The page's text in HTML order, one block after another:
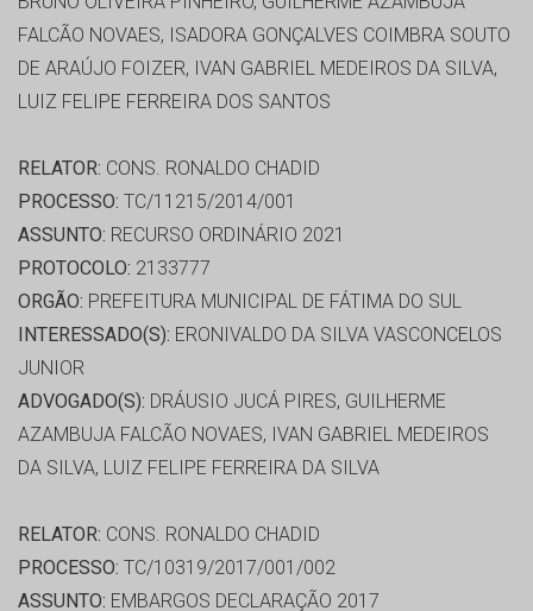
FALCÃO NOVAES, ISADORA GONÇALVES COIMBRA SOUTO
DE ARAÚJO FOIZER, IVAN GABRIEL MEDEIROS DA SILVA,
LUIZ FELIPE FERREIRA DOS SANTOS
RELATOR: CONS. RONALDO CHADID
PROCESSO: TC/11215/2014/001
ASSUNTO: RECURSO ORDINÁRIO 2021
PROTOCOLO: 2133777
ORGÃO: PREFEITURA MUNICIPAL DE FÁTIMA DO SUL
INTERESSADO(S): ERONIVALDO DA SILVA VASCONCELOS
JUNIOR
ADVOGADO(S): DRÁUSIO JUCÁ PIRES, GUILHERME
AZAMBUJA FALCÃO NOVAES, IVAN GABRIEL MEDEIROS
DA SILVA, LUIZ FELIPE FERREIRA DA SILVA
RELATOR: CONS. RONALDO CHADID
PROCESSO: TC/10319/2017/001/002
ASSUNTO: EMBARGOS DECLARAÇÃO 2017